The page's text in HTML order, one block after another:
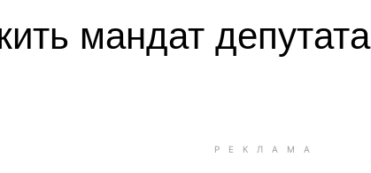
мандат депутата